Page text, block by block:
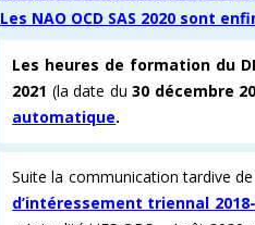
Les NAO OCD SAS 2020 sont
Les heures de formation du
2021 (la date du30 décembre
automatique.
Suite la communication tardive
d’intéressement triennal